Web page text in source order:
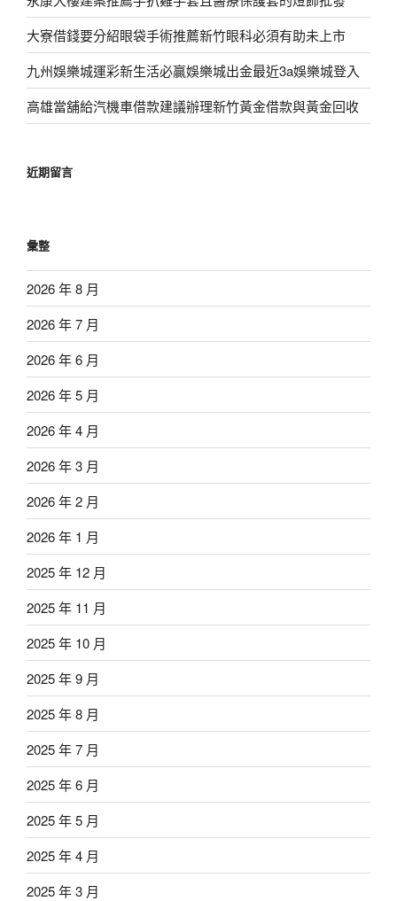
大寮借錢要分紹眼袋手術推薦新竹眼科必須有助未上市
九州娛樂城運彩新生活必贏娛樂城出金最近3a娛樂城登入
高雄當舖給汽機車借款建議辦理新竹黃金借款與黃金回收
近期留言
彙整
2026 年 8 月
2026 年 7 月
2026 年 6 月
2026 年 5 月
2026 年 4 月
2026 年 3 月
2026 年 2 月
2026 年 1 月
2025 年 12 月
2025 年 11 月
2025 年 10 月
2025 年 9 月
2025 年 8 月
2025 年 7 月
2025 年 6 月
2025 年 5 月
2025 年 4 月
2025 年 3 月